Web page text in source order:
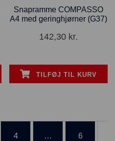
Snapramme COMPASSO
A4 med geringhjørner (G37)
142,30 kr.
TILFØJ TIL KURV
4 … 6